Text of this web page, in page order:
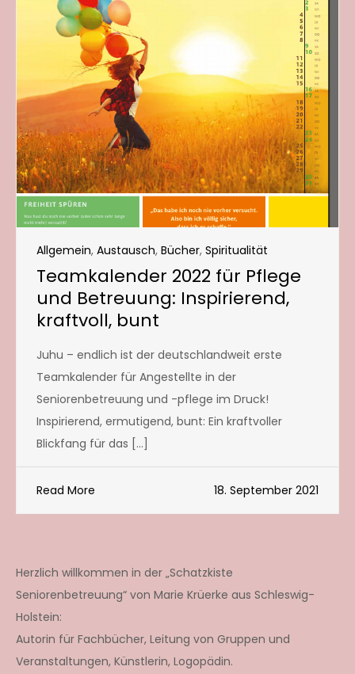
Allgemein, Austausch, Bücher, Spiritualität
Teamkalender 2022 für Pflege
und Betreuung: Inspirierend,
kraftvoll, bunt
Juhu – endlich ist der deutschlandweit erste
Teamkalender für Angestellte in der
Seniorenbetreuung und -pflege im Druck!
Inspirierend, ermutigend, bunt: Ein kraftvoller
Blickfang für das […]
Read More 18. September 2021
Herzlich willkommen in der „Schatzkiste
Seniorenbetreuung“ von Marie Krüerke aus Schleswig-
Holstein:
Autorin für Fachbücher, Leitung von Gruppen und
Veranstaltungen, Künstlerin, Logopädin.